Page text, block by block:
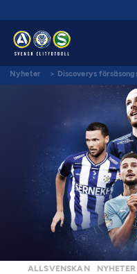
Nyheter > Discoverys
ALLSVENSKAN NYHETER